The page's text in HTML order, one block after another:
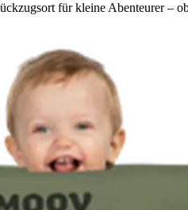
für kleine Abenteurer –